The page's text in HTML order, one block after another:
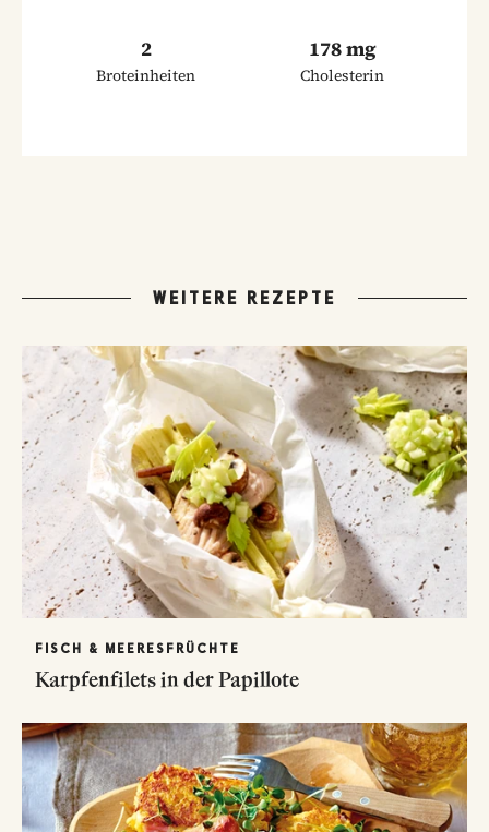
2
Broteinheiten
178 mg
Cholesterin
WEITERE REZEPTE
FISCH & MEERESFRÜCHTE
Karpfenfilets in der Papillote